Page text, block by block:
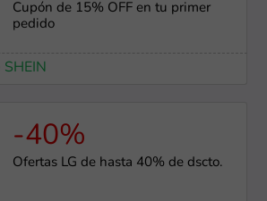
Cupón de 15% OFF en tu primer
pedido
-40%
Ofertas LG de hasta 40% de dscto.